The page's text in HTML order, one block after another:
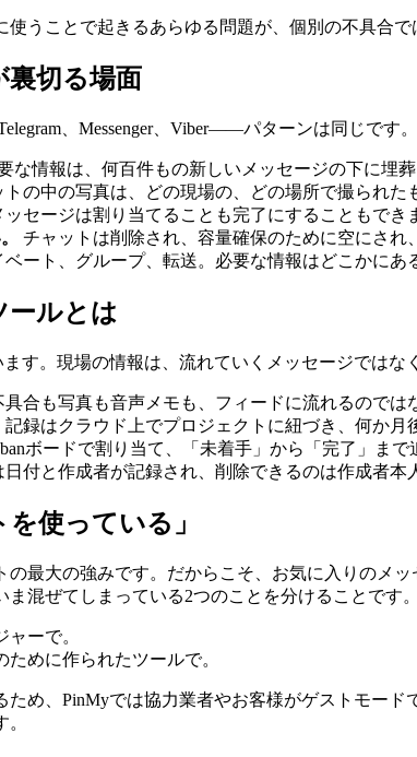
うことで起きるあらゆる問題が、個別の不具合
切る場面
、Messenger、Viber――パターンは同じです。
な情報は、何百件もの新しいメッセージの下に埋葬
トの中の写真は、どの現場の、どの場所で撮られた
ッセージは割り当てることも完了にすることもで
チャットは削除され、容量確保のために空にされ
ベート、グループ、転送。必要な情報はどこかに
ールとは
す。現場の情報は、流れていくメッセージではな
具合も写真も音声メモも、フィードに流れるのでは
記録はクラウド上でプロジェクトに紐づき、何か月
ボードで割り当て、「未着手」から「完了」まで
付と作成者が記録され、削除できるのは作成者本
使っている」
の最大の強みです。だからこそ、お気に入りのメ
混ぜてしまっている2つのことを分けることです。
ーで。
ために作られたツールで。
め、PinMyでは協力業者やお客様がゲストモー